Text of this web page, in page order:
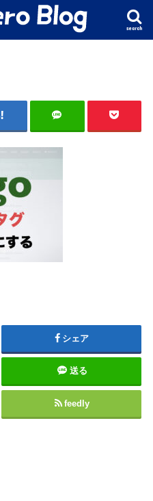
search
シェア
送る
feedly